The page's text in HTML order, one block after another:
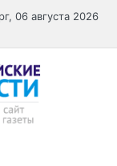
06 августа 2026